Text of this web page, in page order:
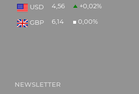
USD 4,56 +0,02%
GBP 6,14 0,00%
NEWSLETTER